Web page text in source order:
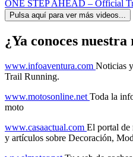
ONE STEP AHEAD – Official
Pulsa aquí para ver más videos...
¿Ya conoces
www.infoaventura.com Noticias
Trail Running.
www.motosonline.net Toda la
moto
www.casaactual.com El portal de
y artículos sobre Decoración,